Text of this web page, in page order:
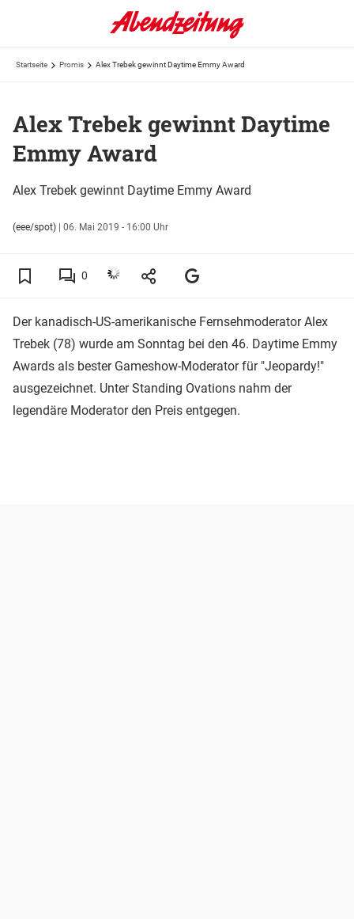
Startseite Promis Alex Trebek gewinnt Daytime Emmy Award
Alex Trebek gewinnt Daytime
Emmy Award
Alex Trebek gewinnt Daytime Emmy Award
(eee/spot) | 06. Mai 2019 - 16:00 Uhr
0
Der kanadisch-US-amerikanische Fernsehmoderator Alex
Trebek (78) wurde am Sonntag bei den 46. Daytime Emmy
Awards als bester Gameshow-Moderator für "Jeopardy!"
ausgezeichnet. Unter Standing Ovations nahm der
legendäre Moderator den Preis entgegen.